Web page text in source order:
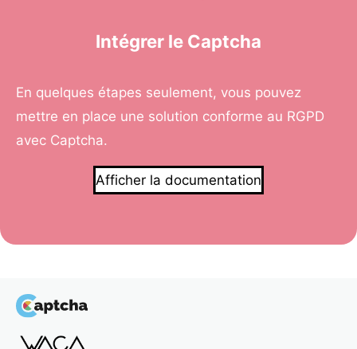
Intégrer le Captcha
En quelques étapes seulement, vous pouvez
mettre en place une solution conforme au RGPD
avec Captcha.
Afficher la documentation